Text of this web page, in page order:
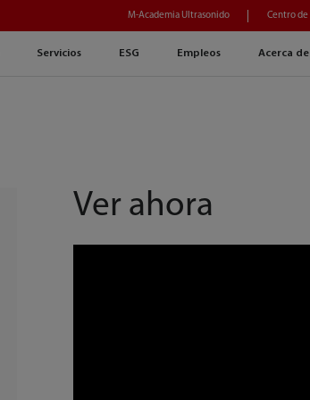
Servicios ESG Empleos Acerca
M-Academia Ultrasonido Centro de
Ver ahora